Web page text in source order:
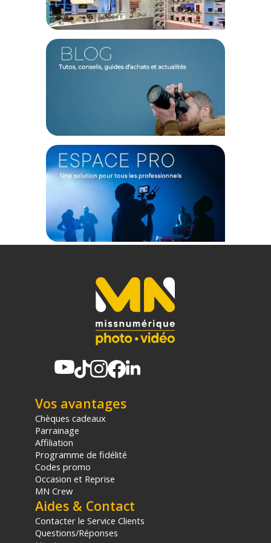
de l'appareil intelligent ajuste le mobile et la caméra et le
réglage du volume, sans réglage manuel.
Qualité sonore HiFi
Adoptant la technologie LC3 Codec, le Lark M1 bénéficie d'un
taux d'échantillonnage amélioré allant jusqu'à 48 kHz/16
bits. Son micro omnidirectionnel est donc capable
d'enregistrer des sons de gamme vocale avec des détails
Caractéristiques du Hollyland Lark M1 Solo
Transmission
Transmission sans-fil : 2,4 GHz
Portée : 200m
Maximum SPL : 110db
Encodage : 128 Bits
Nombre maximal de systèmes : 8
Chargeur : 1400mAh
Temps de chargement :
RX : 1,5h
Chargeur : 1,5h
Caractéristiques physiques
Dimensions :
TX : 48 x 21,5 x 10 mm
RX : 48,3 x 27,6 x 11 mm
Chargeur : 83 x 60 x 30 mm
Poids :
Vos avantages
Chèques cadeaux
Parrainage
Affiliation
Programme de fidélité
Codes promo
Occasion et Reprise
MN Crew
Aides & Contact
Contacter le Service Clients
Questions/Réponses